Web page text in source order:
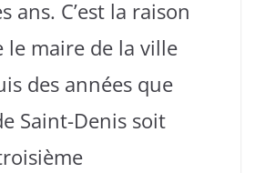
ans. C’est la raison
le maire de la ville
des années que
Saint-Denis soit